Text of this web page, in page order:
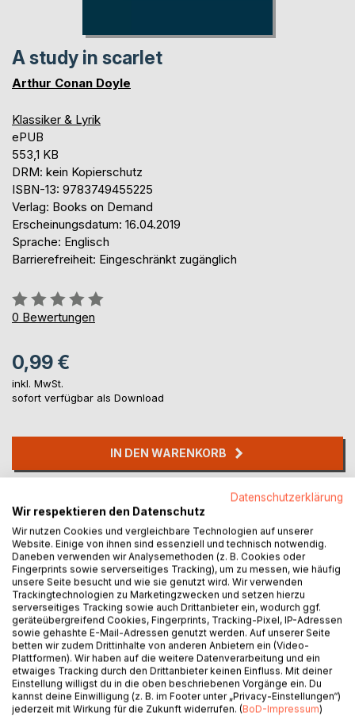
A study in scarlet
Arthur Conan Doyle
Klassiker & Lyrik
ePUB
553,1 KB
DRM: kein Kopierschutz
ISBN-13: 9783749455225
Verlag: Books on Demand
Erscheinungsdatum: 16.04.2019
Sprache: Englisch
Barrierefreiheit: Eingeschränkt zugänglich
Bewertung::
0%
0 Bewertungen
0,99 €
inkl. MwSt.
sofort verfügbar als Download
IN DEN WARENKORB
Titel bewerten
BESCHREIBUNG
A Study in Scarlet is an 1887 detective novel by British
author Arthur Conan Doyle.
Datenschutzerklärung
Wir respektieren den Datenschutz
Wir nutzen Cookies und vergleichbare Technologien auf unserer
Website. Einige von ihnen sind essenziell und technisch notwendig.
Daneben verwenden wir Analysemethoden (z. B. Cookies oder
Fingerprints sowie serverseitiges Tracking), um zu messen, wie häufig
unsere Seite besucht und wie sie genutzt wird. Wir verwenden
Trackingtechnologien zu Marketingzwecken und setzen hierzu
serverseitiges Tracking sowie auch Drittanbieter ein, wodurch ggf.
geräteübergreifend Cookies, Fingerprints, Tracking-Pixel, IP-Adressen
sowie gehashte E-Mail-Adressen genutzt werden. Auf unserer Seite
betten wir zudem Drittinhalte von anderen Anbietern ein (Video-
Plattformen). Wir haben auf die weitere Datenverarbeitung und ein
etwaiges Tracking durch den Drittanbieter keinen Einfluss. Mit deiner
Einstellung willigst du in die oben beschriebenen Vorgänge ein. Du
kannst deine Einwilligung (z. B. im Footer unter „Privacy-Einstellungen“)
jederzeit mit Wirkung für die Zukunft widerrufen. (BoD-Impressum)